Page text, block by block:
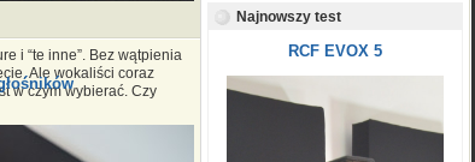
i “te inne”. Bez wątpienia
Ale wokaliści coraz
w czym wybierać. Czy
Najnowszy test
RCF EVOX 5